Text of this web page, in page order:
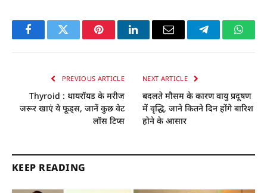
FacebookTwitter PinterestLinkedInEmail Telegram
PREVIOUS ARTICLE
Thyroid : थायरॉयड के मरीज
जरूर खाएं ये फूड्स, जानें कुछ वेट
लॉस टिप्स
NEXT ARTICLE
बदलते मौसम के कारण वायु प्रदूषण
में वृद्धि, जाने कितने दिन होंगे बारिश
होने के आसार
KEEP READING